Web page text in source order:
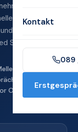
Kontakt
089
in Melle mit
IT-Services —
Microsoft 365
Services.
Ort